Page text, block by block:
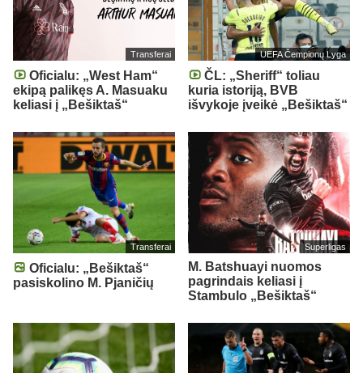
Transferai
Oficialu: „West Ham“
ekipą palikęs A. Masuaku
keliasi į „Bešiktaš“
UEFA Čempionų Lyga
ČL: „Sheriff“ toliau
kuria istoriją, BVB
išvykoje įveikė „Bešiktaš“
Transferai
Oficialu: „Bešiktaš“
pasiskolino M. Pjaničių
Superligas
M. Batshuayi nuomos
pagrindais keliasi į
Stambulo „Bešiktaš“